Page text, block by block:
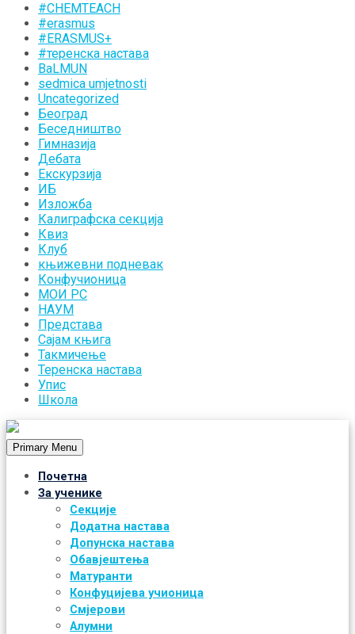
#CHEMTEACH
#erasmus
#ERASMUS+
#теренска настава
BaLMUN
sedmica umjetnosti
Uncategorized
Београд
Беседништво
Гимназија
Дебата
Екскурзија
ИБ
Изложба
Калиграфска секција
Квиз
Клуб
књижевни подневак
Конфучионица
МОИ РС
НАУМ
Представа
Сајам књига
Такмичење
Теренска настава
Упис
Школа
Primary Menu
Почетна
За ученике
Секције
Додатна настава
Допунска настава
Обавјештења
Матуранти
Конфуцијева учионица
Смјерови
Алумни